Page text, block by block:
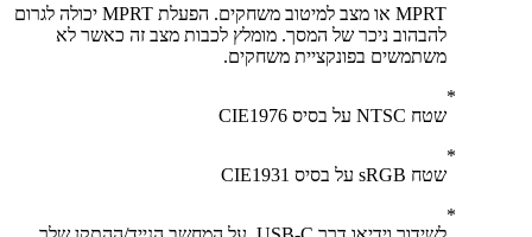
MPRT או מצב למיטוב משחקים. הפעלת MPRT יכולה לגרום
להבהוב ניכר של המסך. מומלץ לכבות מצב זה כאשר לא
משתמשים בפונקציית משחקים.
שטח NTSC על בסיס CIE1976
שטח sRGB על בסיס CIE1931